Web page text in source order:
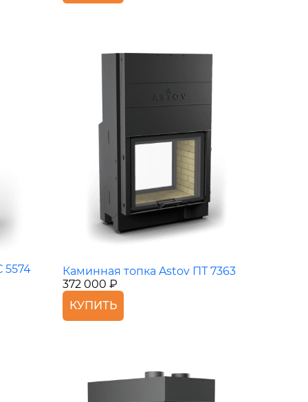
5574
Каминная топка Astov ПТ 7363
372 000 ₽
КУПИТЬ